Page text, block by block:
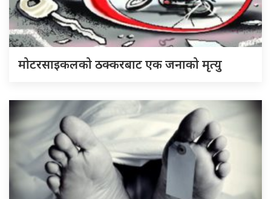
मोटरसाइकलको ठक्करबाट एक जनाको मृत्यु